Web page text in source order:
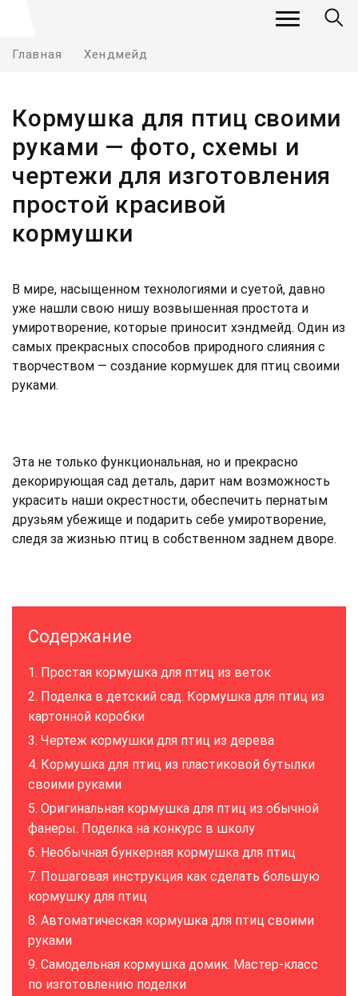
Главная Хендмейд
Кормушка для птиц своими
руками — фото, схемы и
чертежи для изготовления
простой красивой
кормушки
В мире, насыщенном технологиями и суетой, давно
уже нашли свою нишу возвышенная простота и
умиротворение, которые приносит хэндмейд. Один из
самых прекрасных способов природного слияния с
творчеством — создание кормушек для птиц своими
руками.
Эта не только функциональная, но и прекрасно
декорирующая сад деталь, дарит нам возможность
украсить наши окрестности, обеспечить пернатым
друзьям убежище и подарить себе умиротворение,
следя за жизнью птиц в собственном заднем дворе.
Содержание
Простая кормушка для птиц из веток
Поделка в детский сад. Кормушка для птиц из
картонной коробки
Чертеж кормушки для птиц из дерева
Кормушка для птиц из пластиковой бутылки
своими руками
Оригинальная кормушка для птиц из обычной
фанеры. Поделка на конкурс в школу
Необычная бункерная кормушка для птиц
Пошаговая инструкция как сделать большую
кормушку для птиц
Автоматическая кормушка для птиц своими
руками
Самодельная кормушка домик. Мастер-класс
по изготовлению поделки